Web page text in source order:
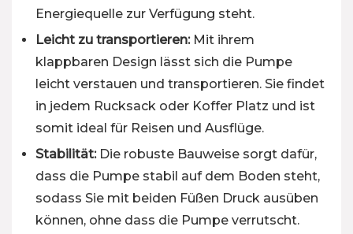
Energiequelle zur Verfügung steht.
Leicht zu transportieren:Mit ihrem
klappbaren Design lässt sich die Pumpe
leicht verstauen und transportieren. Sie findet
in jedem Rucksack oder Koffer Platz und ist
somit ideal für Reisen und Ausflüge.
Stabilität:Die robuste Bauweise sorgt dafür,
dass die Pumpe stabil auf dem Boden steht,
sodass Sie mit beiden Füßen Druck ausüben
können, ohne dass die Pumpe verrutscht.